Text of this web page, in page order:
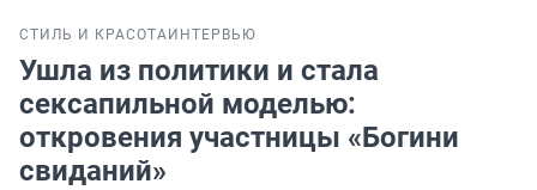
СТИЛЬ И КРАСОТА ИНТЕРВЬЮ
Ушла из политики и стала
сексапильной моделью:
откровения участницы «Богини
свиданий»